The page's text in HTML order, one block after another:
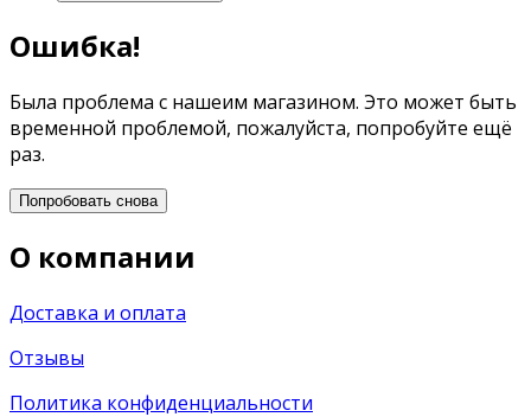
Ошибка!
Была проблема с нашеим магазином. Это может быть
временной проблемой, пожалуйста, попробуйте ещё
раз.
Попробовать снова
О компании
Доставка и оплата
Отзывы
Политика конфиденциальности